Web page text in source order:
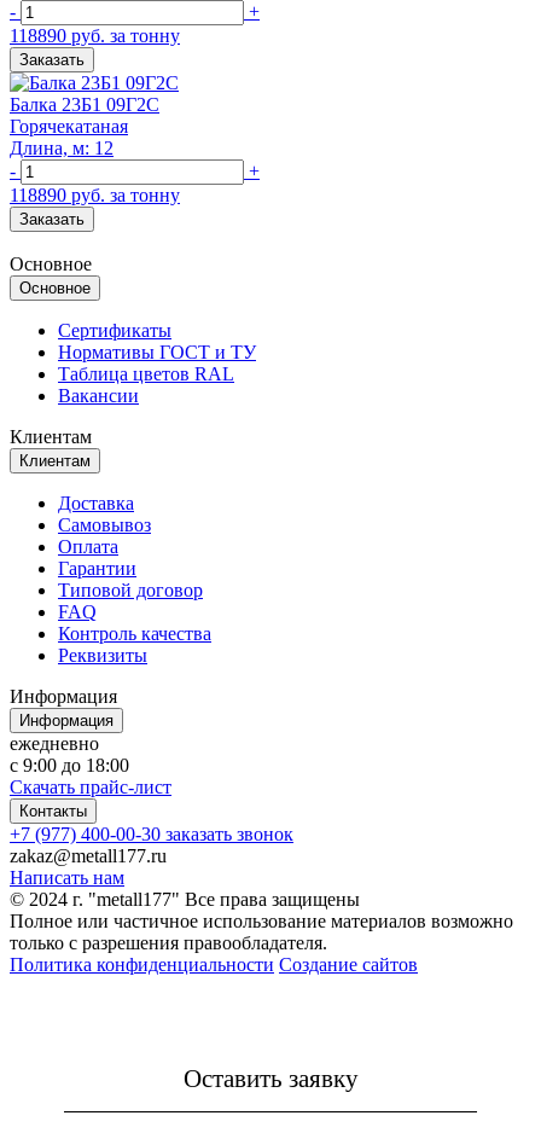
-
+
118890 руб. за тонну
Заказать
Балка 23Б1 09Г2С
Горячекатаная
Длина, м: 12
-
+
118890 руб. за тонну
Заказать
Основное
Основное
Сертификаты
Нормативы ГОСТ и ТУ
Таблица цветов RAL
Вакансии
Клиентам
Клиентам
Доставка
Самовывоз
Оплата
Гарантии
Типовой договор
FAQ
Контроль качества
Реквизиты
Информация
Информация
ежедневно
с 9:00 до 18:00
Скачать прайс-лист
Контакты
+7 (977) 400-00-30 заказать звонок
zakaz@metall177.ru
Написать нам
© 2024 г. "metall177" Все права защищены
Полное или частичное использование материалов возможно
только с разрешения правообладателя.
Политика конфиденциальности Создание сайтов
Оставить заявку